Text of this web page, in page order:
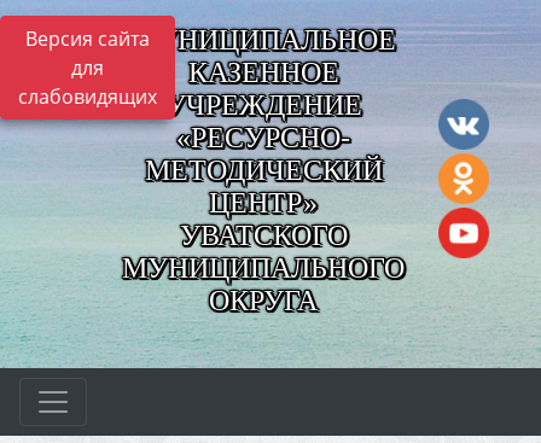
Версия сайта
для
слабовидящих
МУНИЦИПАЛЬНОЕ
КАЗЕННОЕ
УЧРЕЖДЕНИЕ
«РЕСУРСНО-
МЕТОДИЧЕСКИЙ
ЦЕНТР»
УВАТСКОГО
МУНИЦИПАЛЬНОГО
ОКРУГА